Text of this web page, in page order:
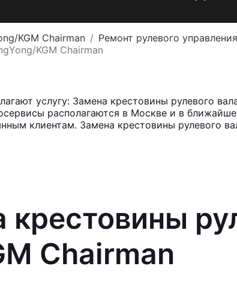
KGM Chairman
Ремонт рулевого
KGM Chairman
услугу: Замена крестовины рулевого
располагаются в Москве и в
клиентам. Замена крестовины рулевого
Chairman